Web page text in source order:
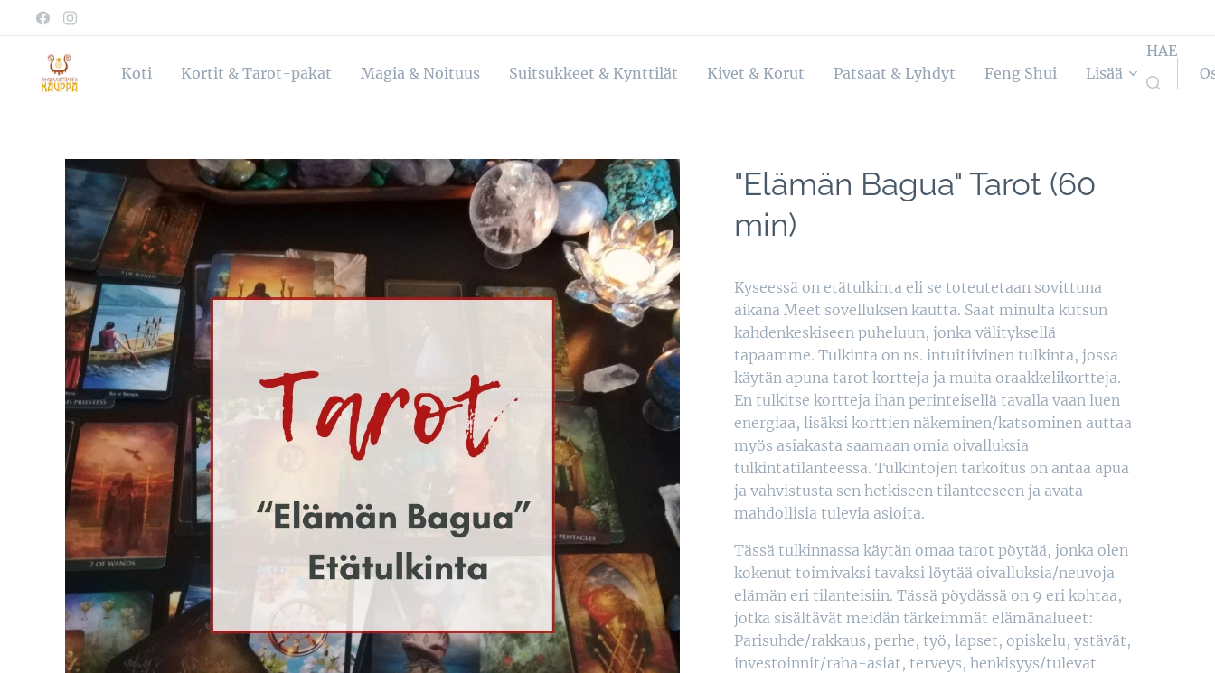
Koti Kortit & Tarot-pakat Magia & Noituus Suitsukkeet & Kynttilät Kivet & Korut Patsaat & Lyhdyt Feng Shui Lisää
HAE
"Elämän Bagua" Tarot (60
min)
Kyseessä on etätulkinta eli se toteutetaan sovittuna
aikana Meet sovelluksen kautta. Saat minulta kutsun
kahdenkeskiseen puheluun, jonka välityksellä
tapaamme. Tulkinta on ns. intuitiivinen tulkinta, jossa
käytän apuna tarot kortteja ja muita oraakkelikortteja.
En tulkitse kortteja ihan perinteisellä tavalla vaan luen
energiaa, lisäksi korttien näkeminen/katsominen auttaa
myös asiakasta saamaan omia oivalluksia
tulkintatilanteessa. Tulkintojen tarkoitus on antaa apua
ja vahvistusta sen hetkiseen tilanteeseen ja avata
mahdollisia tulevia asioita.
Tässä tulkinnassa käytän omaa tarot pöytää, jonka olen
kokenut toimivaksi tavaksi löytää oivalluksia/neuvoja
elämän eri tilanteisiin. Tässä pöydässä on 9 eri kohtaa,
jotka sisältävät meidän tärkeimmät elämänalueet:
Parisuhde/rakkaus, perhe, työ, lapset, opiskelu, ystävät,
investoinnit/raha-asiat, terveys, henkisyys/tulevat